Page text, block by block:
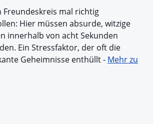
Freundeskreis mal richtig
Hier müssen absurde, witzige
innerhalb von acht Sekunden
Ein Stressfaktor, der oft die
Geheimnisse enthüllt - Mehr zu